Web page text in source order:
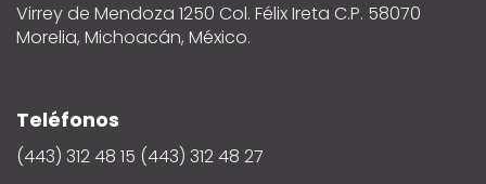
Virrey de Mendoza 1250 Col. Félix Ireta C.P. 58070
Morelia, Michoacán, México.
Teléfonos
(443) 312 48 15 (443) 312 48 27